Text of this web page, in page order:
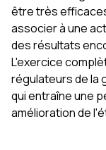
être très
associer à une
des résultats
L'exercice
régulateurs de la
qui entraîne une
amélioration de